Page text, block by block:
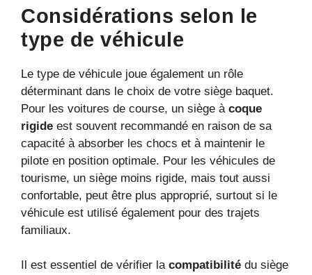
Considérations selon le
type de véhicule
Le type de véhicule joue également un rôle
déterminant dans le choix de votre siège baquet.
Pour les voitures de course, un siège à coque
rigide est souvent recommandé en raison de sa
capacité à absorber les chocs et à maintenir le
pilote en position optimale. Pour les véhicules de
tourisme, un siège moins rigide, mais tout aussi
confortable, peut être plus approprié, surtout si le
véhicule est utilisé également pour des trajets
familiaux.
Il est essentiel de vérifier la compatibilité du siège